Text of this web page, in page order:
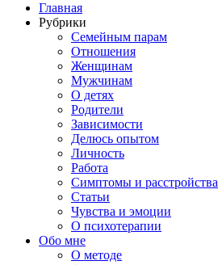
Главная
Рубрики
Семейным парам
Отношения
Женщинам
Мужчинам
О детях
Родители
Зависимости
Делюсь опытом
Личность
Работа
Симптомы и расстройства
Статьи
Чувства и эмоции
О психотерапии
Обо мне
О методе